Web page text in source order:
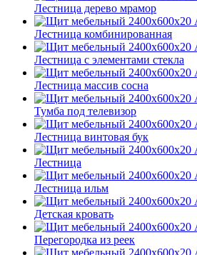
Лестница дерево мрамор
Лестница комбинированная
Лестница с элементами стекла
Лестница массив сосна
Тумба под телевизор
Лестница винтовая бук
Лестница
Лестница ильм
Детская кровать
Перегородка из реек